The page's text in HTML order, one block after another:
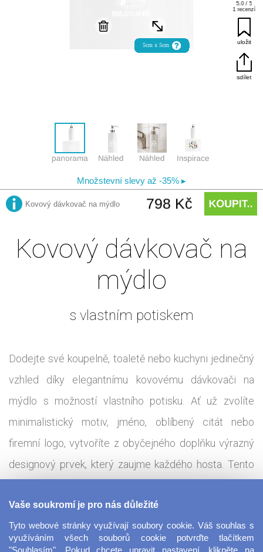
Kovový dávkovač na
mýdlo
s vlastním potiskem
Dodejte své koupelně, toaletě nebo kuchyni jedinečný
vzhled díky elegantnímu kovovému dávkovači na
mýdlo s možností vlastního potisku. Ať už zvolíte
minimalistický motiv, jméno, oblíbený citát nebo
firemní logo, vytvoříte z obyčejného doplňku výrazný
designový prvek, který zaujme každého hosta. Tento
odolností a moderním vzhledem. Díky pevnému tělu a
kvalitnímu dávkovacímu mechanismu je vhodný pro
každodenní použití nejen doma, ale i v kanceláři, hotelu
Vaše soukromí je pro nás důležité
Tyto webové stránky využívají soubory cookie. Váš souhlas s
využíváním všech souborů cookie potvrďte tlačítkem
"Souhlasím". Pokud chcete upravit nastavení, klikněte na